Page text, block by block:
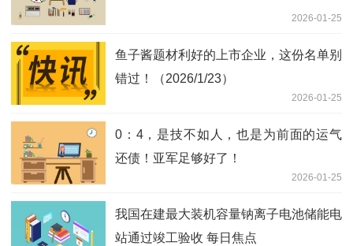
2026-01-25
鱼子酱题材利好的上市企业，这份名单别
错过！（2026/1/23）
2026-01-25
0：4，是技不如人，也是为前面的运气
还债！亚军足够好了！
2026-01-25
我国在建最大装机容量钠离子电池储能电
站通过竣工验收 每日焦点